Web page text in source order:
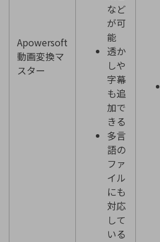
Apowersoft
動画変換マ
スター
など
が可
能
透か
しや
字幕
も追
加で
きる
多言
語の
ファ
イル
にも
対応
して
いる